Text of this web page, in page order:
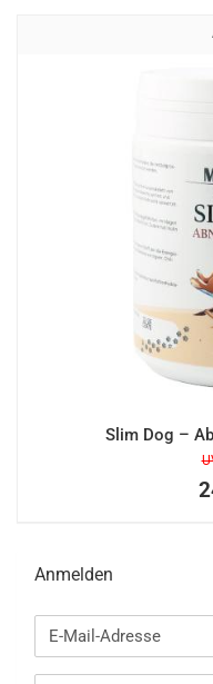
Slim Dog –
Anmelden
E-
Mail-